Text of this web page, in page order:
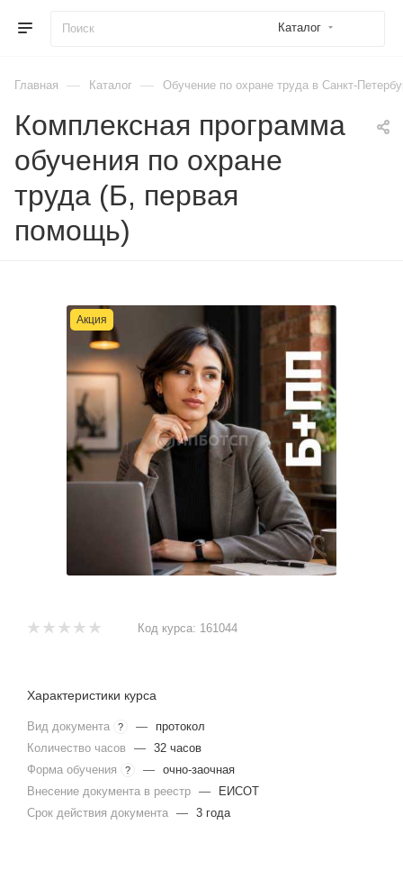
Каталог
Главная — Каталог — Обучение по охране труда в Санкт-
Комплексная программа
обучения по охране
труда (Б, первая
помощь)
Акция
Код курса: 161044
Характеристики курса
Вид документа ? —
протокол
Количество часов
— 32 часов
Форма обучения
? — очно-заочная
Внесение документа в реестр —
ЕИСОТ
Срок действия документа — 3 года